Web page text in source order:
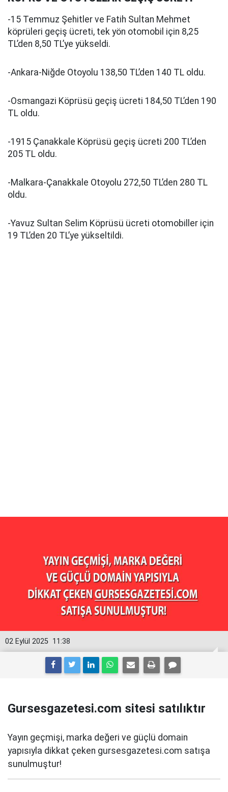
-15 Temmuz Şehitler ve Fatih Sultan Mehmet
köprüleri geçiş ücreti, tek yön otomobil için 8,25
TL’den 8,50 TL’ye yükseldi.
-Ankara-Niğde Otoyolu 138,50 TL’den 140 TL oldu.
-Osmangazi Köprüsü geçiş ücreti 184,50 TL’den 190
TL oldu.
-1915 Çanakkale Köprüsü geçiş ücreti 200 TL’den
205 TL oldu.
-Malkara-Çanakkale Otoyolu 272,50 TL’den 280 TL
oldu.
-Yavuz Sultan Selim Köprüsü ücreti otomobiller için
19 TL’den 20 TL’ye yükseltildi.
11:38
02 Eylül 2025
Gursesgazetesi.com sitesi satılıktır
Yayın geçmişi, marka değeri ve güçlü domain
yapısıyla dikkat çeken gursesgazetesi.com satışa
sunulmuştur!